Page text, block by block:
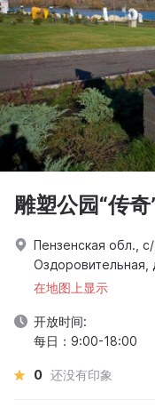
雕塑公园“传奇
Пензенская обл.,
Оздоровительная,
在地图上显示
开放时间:
每日：9:00-18:00
0 还没有印象